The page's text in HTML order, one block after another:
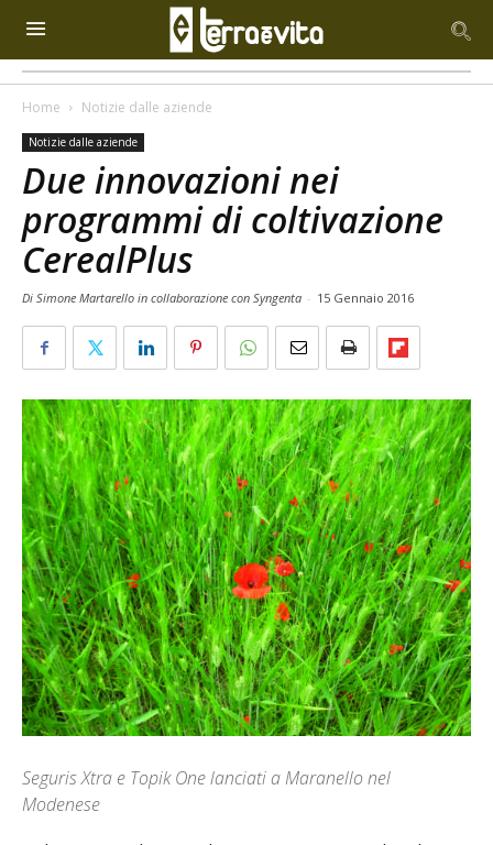
Home Notizie dalle aziende
Notizie dalle aziende
Due innovazioni nei
programmi di coltivazione
CerealPlus
Di Simone Martarello in collaborazione con Syngenta - 15 Gennaio 2016
Seguris Xtra e Topik One lanciati a Maranello nel
Modenese